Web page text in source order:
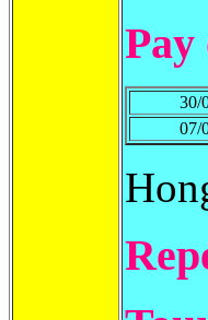
Pay
30/
07/